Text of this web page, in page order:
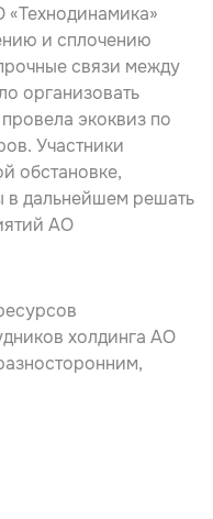
«Технодинамика»
и сплочению
связи между
организовать
провела экоквиз по
Участники
обстановке,
дальнейшем решать
АО
холдинга АО